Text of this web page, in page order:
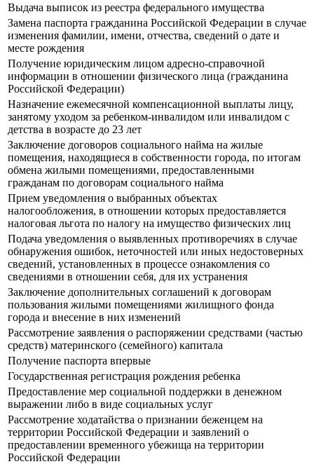
Выдача выписок из реестра федерального имущества
Замена паспорта гражданина Российской Федерации в случае
изменения фамилии, имени, отчества, сведений о дате и
месте рождения
Получение юридическим лицом адресно-справочной
информации в отношении физического лица (гражданина
Российской Федерации)
Назначение ежемесячной компенсационной выплаты лицу,
занятому уходом за ребенком-инвалидом или инвалидом с
детства в возрасте до 23 лет
Заключение договоров социального найма на жилые
помещения, находящиеся в собственности города, по итогам
обмена жилыми помещениями, предоставленными
гражданам по договорам социального найма
Прием уведомления о выбранных объектах
налогообложения, в отношении которых предоставляется
налоговая льгота по налогу на имущество физических лиц
Подача уведомления о выявленных противоречиях в случае
обнаружения ошибок, неточностей или иных недостоверных
сведений, установленных в процессе ознакомления со
сведениями в отношении себя, для их устранения
Заключение дополнительных соглашений к договорам
пользования жилыми помещениями жилищного фонда
города и внесение в них изменений
Рассмотрение заявления о распоряжении средствами (частью
средств) материнского (семейного) капитала
Получение паспорта впервые
Государственная регистрация рождения ребенка
Предоставление мер социальной поддержки в денежном
выражении либо в виде социальных услуг
Рассмотрение ходатайства о признании беженцем на
территории Российской Федерации и заявлений о
предоставлении временного убежища на территории
Российской Федерации